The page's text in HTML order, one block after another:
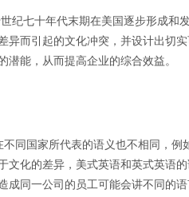
七十年代末期在美国逐步形成和
而引起的文化冲突，并设计出切
能，从而提高企业的综合效益。
国家所代表的语义也不相同，例
文化的差异，美式英语和英式英语
成同一公司的员工可能会讲不同的